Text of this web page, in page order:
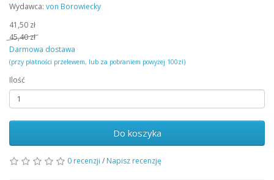
Wydawca: von Borowiecky
41,50 zł
45,40 zł
Darmowa dostawa
(przy płatności przelewem, lub za pobraniem powyżej 100zł)
Ilość
Do koszyka
0 recenzji / Napisz recenzję